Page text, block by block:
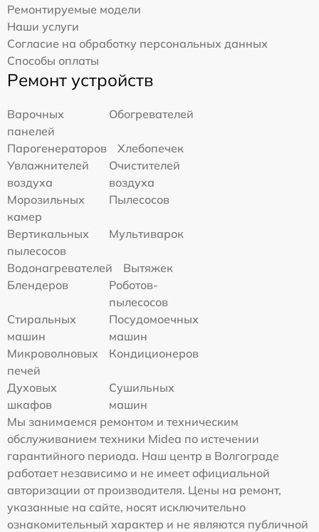
Ремонтируемые модели
Наши услуги
Согласие на обработку персональных данных
Способы оплаты
Ремонт устройств
Варочных
панелей
Обогревателей
Парогенераторов
Хлебопечек
Увлажнителей
воздуха
Очистителей
воздуха
Морозильных
камер
Пылесосов
Вертикальных
пылесосов
Мультиварок
Водонагревателей
Вытяжек
Блендеров
Роботов-
пылесосов
Стиральных
машин
Посудомоечных
машин
Микроволновых
печей
Кондиционеров
Духовых
шкафов
Сушильных
машин
Мы занимаемся ремонтом и техническим
обслуживанием техники Midea по истечении
гарантийного периода. Наш центр в Волгограде
работает независимо и не имеет официальной
авторизации от производителя. Цены на ремонт,
указанные на сайте, носят исключительно
ознакомительный характер и не являются публичной